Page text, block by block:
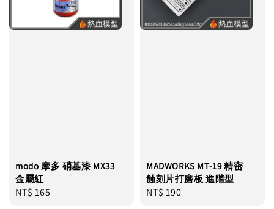
modo 摩多 硝基漆 MX33
金屬紅
Regular
NT$ 165
MADWORKS MT-19 精密
蝕刻片打磨板 進階型
Regular
NT$ 190